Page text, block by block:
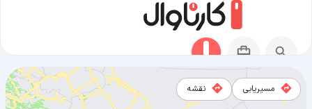
مسیریابی نقشه